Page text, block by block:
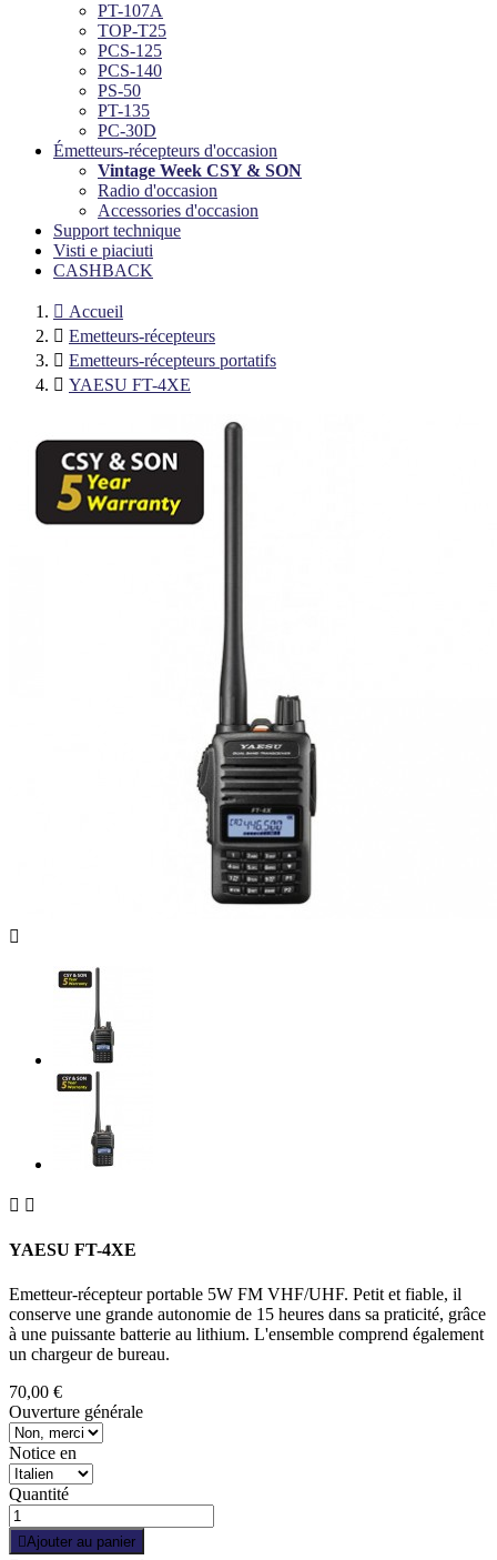
PT-107A
TOP-T25
PCS-125
PCS-140
PS-50
PT-135
PC-30D
Émetteurs-récepteurs d'occasion
Vintage Week CSY & SON
Radio d'occasion
Accessories d'occasion
Support technique
Visti e piaciuti
CASHBACK
 Accueil
 Emetteurs-récepteurs
 Emetteurs-récepteurs portatifs
 YAESU FT-4XE

 
YAESU FT-4XE
Emetteur-récepteur portable 5W FM VHF/UHF. Petit et fiable, il
conserve une grande autonomie de 15 heures dans sa praticité, grâce
à une puissante batterie au lithium. L'ensemble comprend également
un chargeur de bureau.
70,00 €
Ouverture générale
Notice en
Quantité
Ajouter au panier